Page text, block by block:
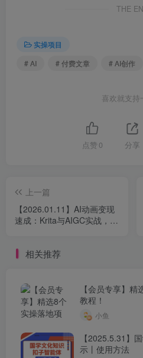
THE
实操项目
# AI
# 付费文章 # AI创作
喜欢就支持
点赞 0 分享
上一篇
【2026.01.11】AI动画变现
速成：Krita与AIGC实战，模
相关推荐
【会员专享】
教程！
小鱼
【2025.5.31】
示丨使用方法